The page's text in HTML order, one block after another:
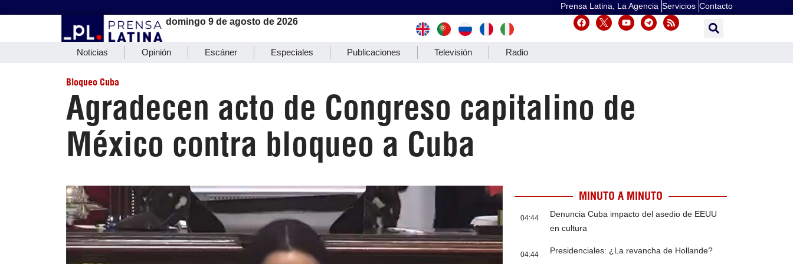
Prensa Latina, La Agencia Servicios Contacto
domingo 9 de agosto de 2026
Noticias Opinión Escáner Especiales Publicaciones Televisión Radio
Bloqueo Cuba
Agradecen acto de Congreso capitalino de
México contra bloqueo a Cuba
MINUTO A MINUTO
04:44
Denuncia Cuba impacto del asedio de EEUU
en cultura
04:44 Presidenciales: ¿La revancha de Hollande?